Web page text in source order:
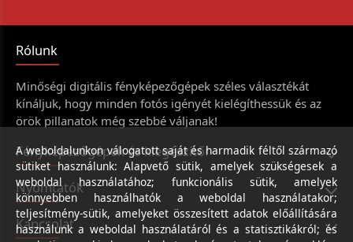
Rólunk
Minőségi digitális fényképezőgépek széles választékát
kínáljuk, hogy minden fotós igényét kielégíthessük és az
örök pillanatok még szebbé váljanak!
Fényképezőgépek és kiegészítői
Nyomtatók
Kapcsolat
A weboldalunkon válogatott saját és harmadik féltől származó
sütiket használunk: Alapvető sütik, amelyek szükségesek a
weboldal használatához; funkcionális sütik, amelyek
könnyebben használhatók a weboldal használatakor;
teljesítmény-sütik, amelyeket összesített adatok előállítására
használunk a weboldal használatáról és a statisztikákról; és